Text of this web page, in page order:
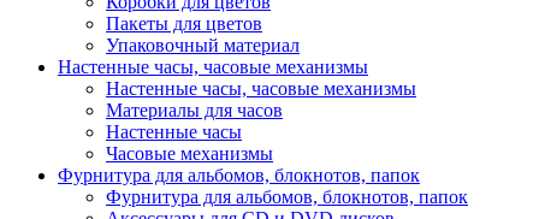
Пакеты для цветов
Упаковочный материал
Настенные часы, часовые механизмы
Настенные часы, часовые механизмы
Материалы для часов
Настенные часы
Часовые механизмы
Фурнитура для альбомов, блокнотов, папок
Фурнитура для альбомов, блокнотов, папок